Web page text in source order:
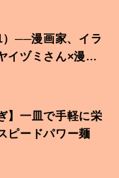
──漫画家、イラ
イヅミさん×漫画
】一皿で手軽に栄
ピードパワー麺